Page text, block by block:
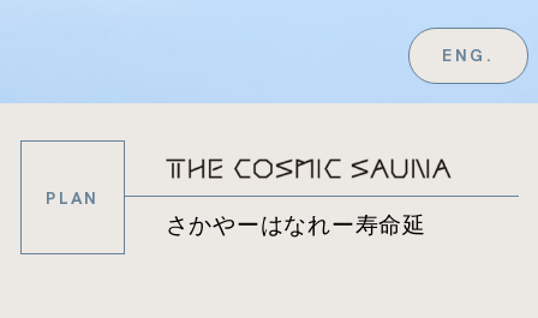
ENG.
PLAN
さかやーはなれー寿命延